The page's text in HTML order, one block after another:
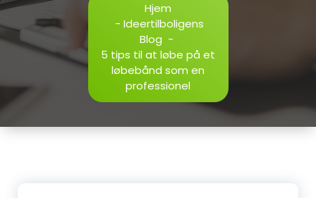
Hjem
- Ideertilboligens
Blog -
5 tips til at løbe på et
løbebånd som en
professionel